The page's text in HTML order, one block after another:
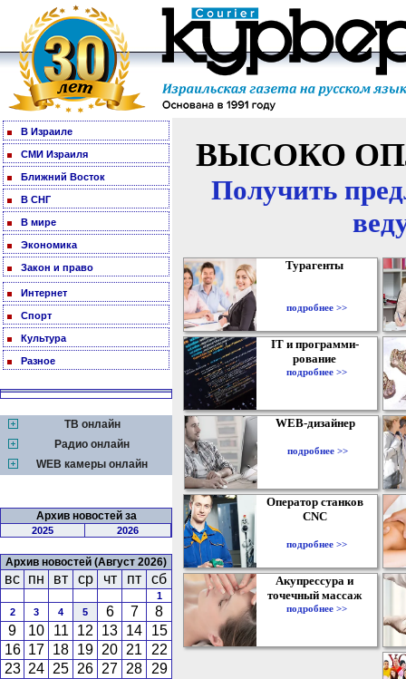
В Израиле
СМИ Израиля
Ближний Восток
В СНГ
В мире
Экономика
Закон и право
Интернет
Спорт
Культура
Разное
ТВ онлайн
Радио онлайн
WEB камеры онлайн
Архив новостей за
2025 2026
Архив новостей (Август 2026)
вс пн вт ср чт пт сб
1
2
3 4 5 6 7
8
9
10 11 12 13 14
15
16 17 18 19 20 21
22
23 24 25 26 27 28 29
ВЫСОКО
Получить
Турагенты
подробнее >>
IT и программи-
рование
подробнее >>
WEB-дизайнер
подробнее >>
Оператор станков
CNC
подробнее >>
Акупрессура и
точечный массаж
подробнее >>